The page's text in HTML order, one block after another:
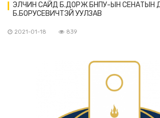
ЭЛЧИН САЙД Б.ДОРЖ БНПУ-ЫН СЕНАТЫН
Б.БОРУСЕВИЧТЭЙ УУЛЗАВ
2021-01-18 839